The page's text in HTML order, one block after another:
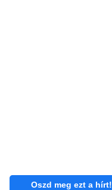
Oszd meg ezt a hírt!